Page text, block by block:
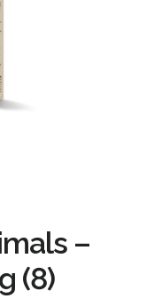
–
(8)